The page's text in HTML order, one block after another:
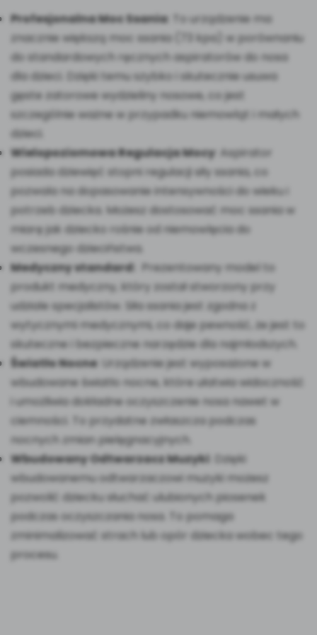
Profesjonalna Moc Ssania: To urządzenie ma
znacznie większą moc ssania (73 kpa) w porównaniu
do standardowych ręcznych aspiratorów do nosa
dla dzieci. Dzięki temu szybko i skutecznie usuwa
gęste zatorowe wydzieliny nosowe, co jest
szczególnie ważne w przypadku niemowląt i małych
dzieci.
Wielopoziomowa Regulacja Mocy : Aspirator
posiada dziewięć stopni regulacji siły ssania, co
pozwala na dopasowanie intensywności do wieku i
potrzeb dziecka. Możesz dostosować moc ssania w
miarę jak dziecko rośnie od niemowlęcia do
wczesnego dzieciństwa.
Medyczny standard:
Prezentowany model to
produkt medyczny, który został stworzony przy
udziale specjalistów. Siła ssania jest zgodna z
wytycznymi medycznymi, co daje pewność, że jest to
skuteczne i bezpieczne narzędzie dla najmłodszych.
Światło Nocne: Urządzenie jest wyposażone w
wbudowane światło nocne, które ułatwia widoczność
i umożliwia dokładne oczyszczenie nosa nawet w
ciemności. To przydatne zwłaszcza podczas
nocnych zmian pielęgnacyjnych.
Wbudowany Odtwarzacz Muzyki : Dzięki
wbudowanemu odtwarzaczowi muzyki możesz
pozwolić dziecku słuchać ulubionych piosenek
podczas oczyszczania nosa. To pomaga
zminimalizować strach lub opór dziecka wobec tego
procesu.